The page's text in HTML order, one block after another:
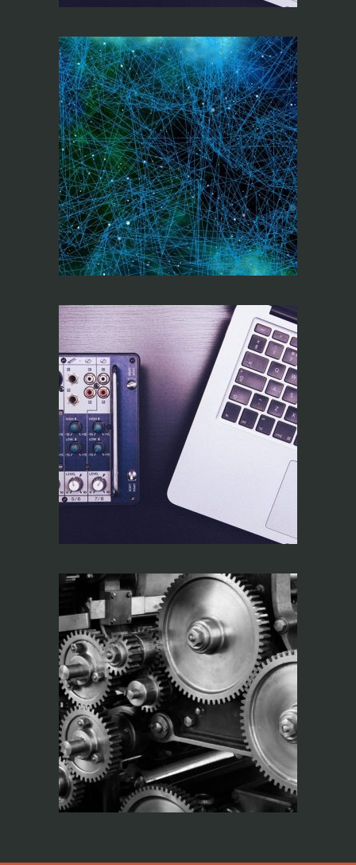
Diseño,
programación y
conectividad, Q-
LAB4 (On line)
Operador RiTA
O Circulo e a Janela
(Interpretando a
Fase)